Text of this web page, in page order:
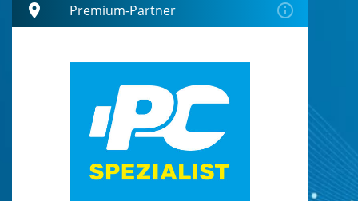
place Premium-Partner error_outline